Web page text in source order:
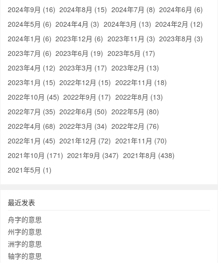
2024年9月 (16) 2024年8月 (15) 2024年7月 (8) 2024年6月 (6)
2024年5月 (6) 2024年4月 (3) 2024年3月 (13) 2024年2月 (12)
2024年1月 (6) 2023年12月 (6) 2023年11月 (3) 2023年8月 (3)
2023年7月 (6) 2023年6月 (19) 2023年5月 (17)
2023年4月 (12) 2023年3月 (17) 2023年2月 (13)
2023年1月 (15) 2022年12月 (15) 2022年11月 (18)
2022年10月 (45) 2022年9月 (17) 2022年8月 (13)
2022年7月 (35) 2022年6月 (50) 2022年5月 (80)
2022年4月 (68) 2022年3月 (34) 2022年2月 (76)
2022年1月 (45) 2021年12月 (72) 2021年11月 (70)
2021年10月 (171) 2021年9月 (347) 2021年8月 (438)
2021年5月 (1)
最近发表
舟字的意思
州字的意思
洲字的意思
轴字的意思